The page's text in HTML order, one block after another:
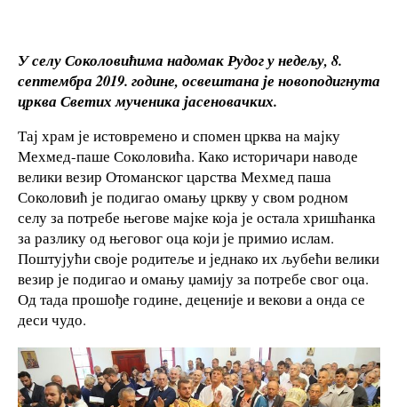
У селу Соколовићима надомак Рудог у недељу, 8.
септембра 2019. године, освештана је новоподигнута
црква Светих мученика јасеновачких.
Тај храм је истовремено и спомен црква на мајку
Мехмед-паше Соколовића. Како историчари наводе
велики везир Отоманског царства Мехмед паша
Соколовић је подигао омању цркву у свом родном
селу за потребе његове мајке која је остала хришћанка
за разлику од његовог оца који је примио ислам.
Поштујући своје родитеље и једнако их љубећи велики
везир је подигао и омању џамију за потребе свог оца.
Од тада прошође године, деценије и векови а онда се
деси чудо.